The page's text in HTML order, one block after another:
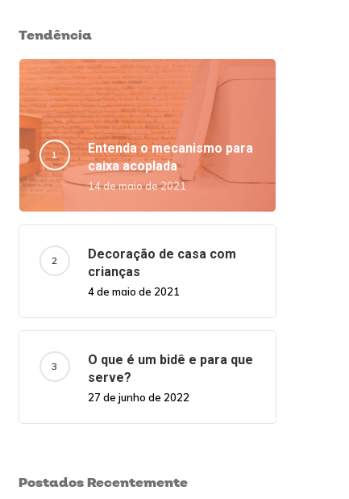
Tendência
Entenda o mecanismo para
caixa acoplada
14 de maio de 2021
Decoração de casa com
crianças
4 de maio de 2021
O que é um bidê e para que
serve?
27 de junho de 2022
Postados Recentemente